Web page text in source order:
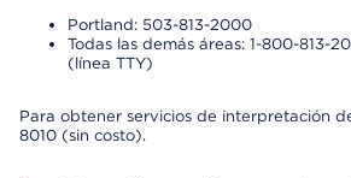
Portland: 503-813-2000
Todas las demás áreas: 1-800-813-
(línea TTY)
Para obtener servicios de interpretación
8010 (sin costo).